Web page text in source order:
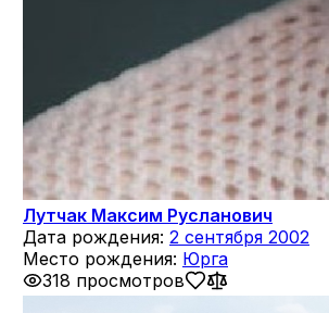
Лутчак Максим Русланович
Дата рождения: 2 сентября 2002
Место рождения: Юрга
318 просмотров